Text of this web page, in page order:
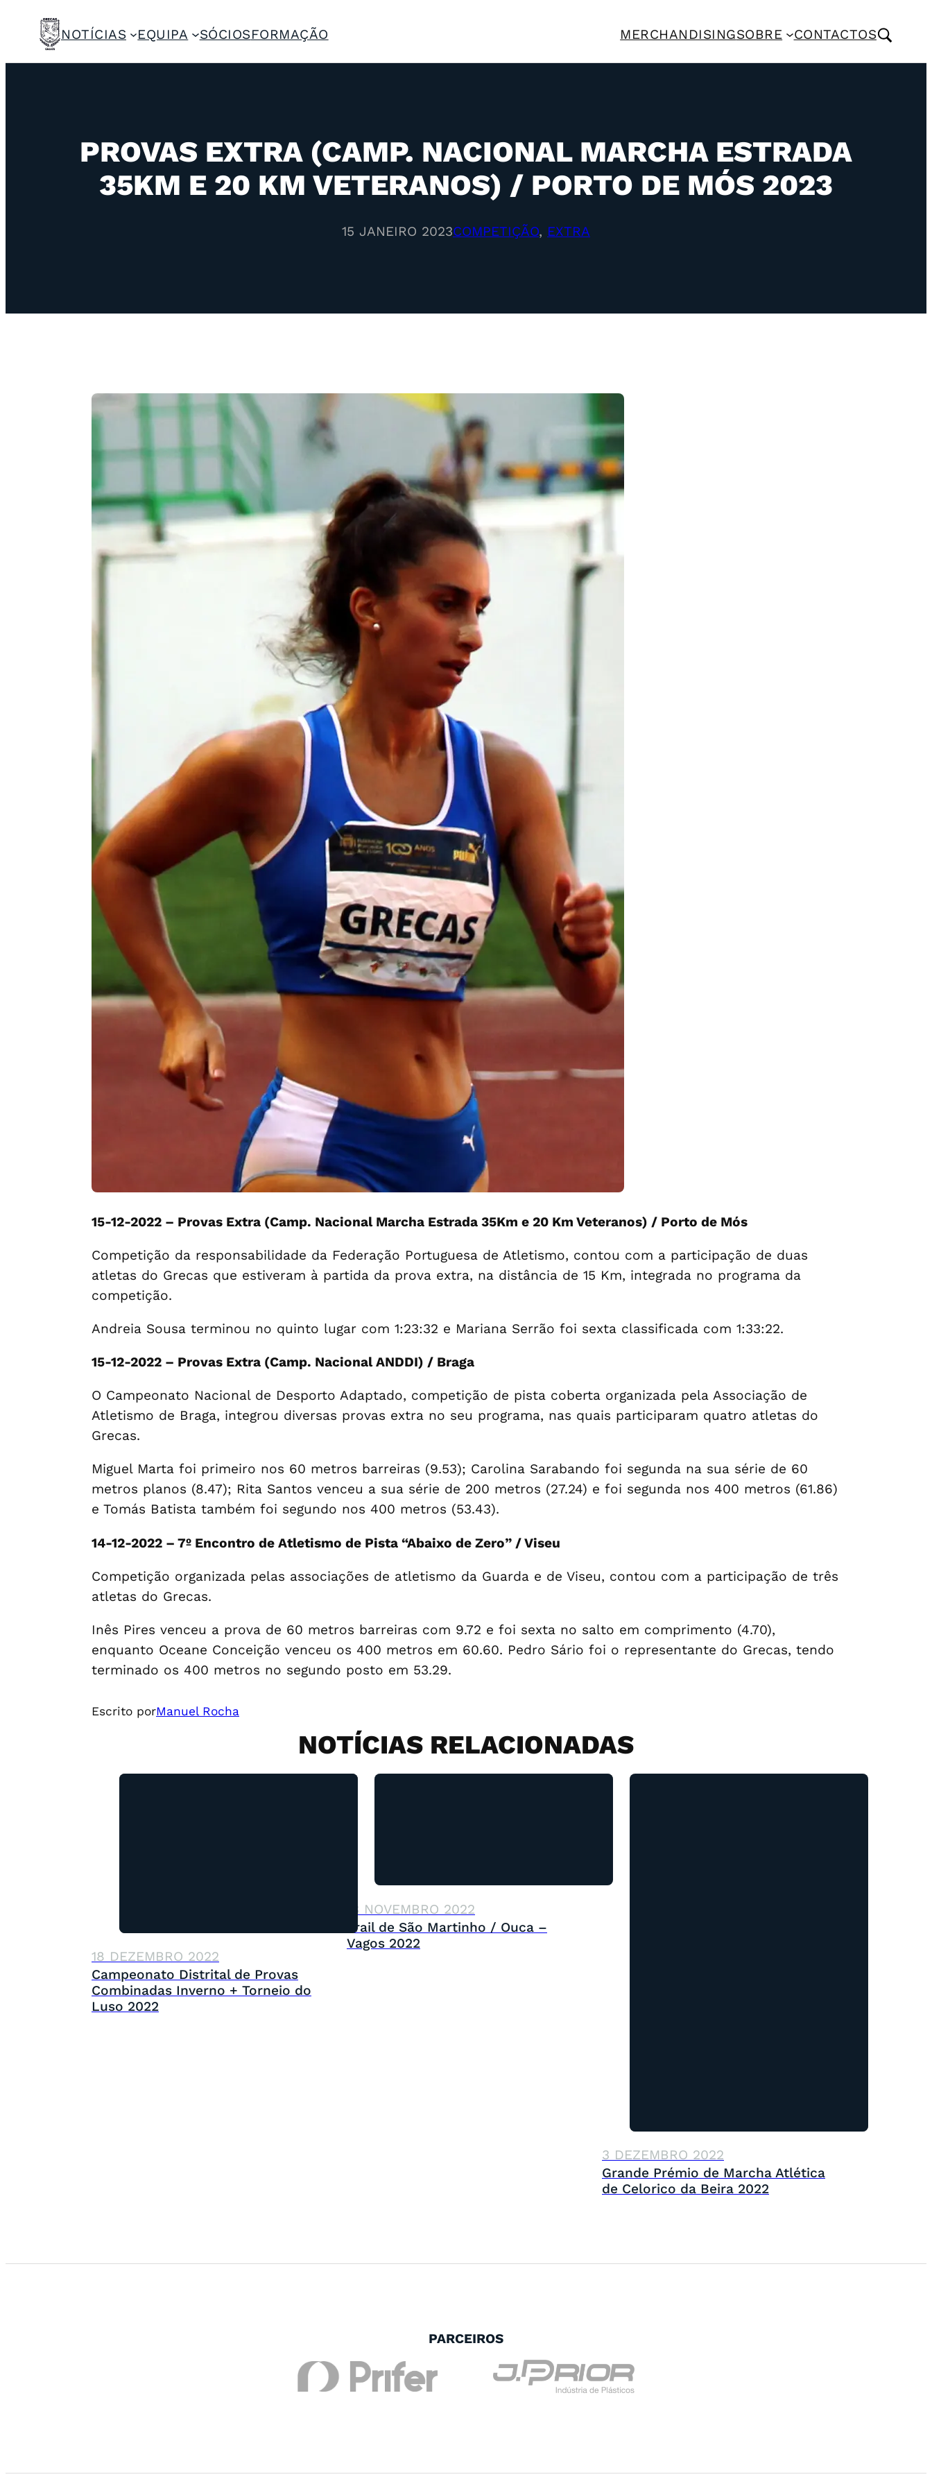
NOTÍCIAS EQUIPA SÓCIOSFORMAÇÃO MERCHANDISINGSOBRE CONTACTOS
PROVAS EXTRA (CAMP. NACIONAL MARCHA ESTRADA
35KM E 20 KM VETERANOS) / PORTO DE MÓS 2023
15 JANEIRO 2023COMPETIÇÃO, EXTRA
15-12-2022 – Provas Extra (Camp. Nacional Marcha Estrada 35Km e 20 Km Veteranos) / Porto de Mós
Competição da responsabilidade da Federação Portuguesa de Atletismo, contou com a participação de duas
atletas do Grecas que estiveram à partida da prova extra, na distância de 15 Km, integrada no programa da
competição.
Andreia Sousa terminou no quinto lugar com 1:23:32 e Mariana Serrão foi sexta classificada com 1:33:22.
15-12-2022 – Provas Extra (Camp. Nacional ANDDI) / Braga
O Campeonato Nacional de Desporto Adaptado, competição de pista coberta organizada pela Associação de
Atletismo de Braga, integrou diversas provas extra no seu programa, nas quais participaram quatro atletas do
Grecas.
Miguel Marta foi primeiro nos 60 metros barreiras (9.53); Carolina Sarabando foi segunda na sua série de 60
metros planos (8.47); Rita Santos venceu a sua série de 200 metros (27.24) e foi segunda nos 400 metros (61.86)
e Tomás Batista também foi segundo nos 400 metros (53.43).
14-12-2022 – 7º Encontro de Atletismo de Pista “Abaixo de Zero” / Viseu
Competição organizada pelas associações de atletismo da Guarda e de Viseu, contou com a participação de três
atletas do Grecas.
Inês Pires venceu a prova de 60 metros barreiras com 9.72 e foi sexta no salto em comprimento (4.70),
enquanto Oceane Conceição venceu os 400 metros em 60.60. Pedro Sário foi o representante do Grecas, tendo
terminado os 400 metros no segundo posto em 53.29.
Escrito porManuel Rocha
NOTÍCIAS RELACIONADAS
18 DEZEMBRO 2022
Campeonato Distrital de Provas
Combinadas Inverno + Torneio do
Luso 2022
13 NOVEMBRO 2022
Trail de São Martinho / Ouca –
Vagos 2022
3 DEZEMBRO 2022
Grande Prémio de Marcha Atlética
de Celorico da Beira 2022
PARCEIROS